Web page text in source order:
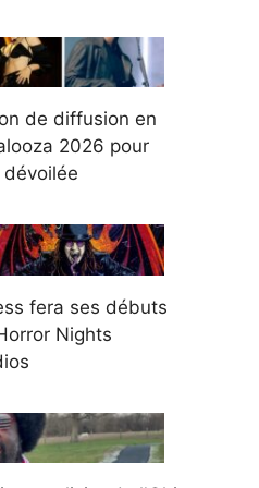
de diffusion en
2026 pour
fera ses débuts
Nights